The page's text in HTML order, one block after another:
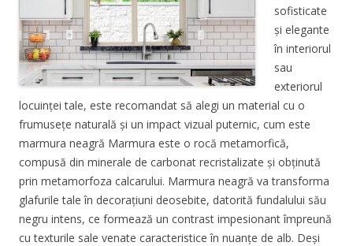
sofisticate
și elegante
în interiorul
sau
exteriorul
locuinței tale, este recomandat să alegi un material cu o
frumusețe naturală și un impact vizual puternic, cum este
marmura neagră Marmura este o rocă metamorfică,
compusă din minerale de carbonat recristalizate și obținută
prin metamorfoza calcarului. Marmura neagră va transforma
glafurile tale în decorațiuni deosebite, datorită fundalului său
negru intens, ce formează un contrast impesionant împreună
cu texturile sale venate caracteristice în nuanțe de alb. Deși